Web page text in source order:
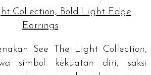
Collection, Bold Light Edge
Earrings
See The Light Collection,
simbol kekuatan diri, saksi